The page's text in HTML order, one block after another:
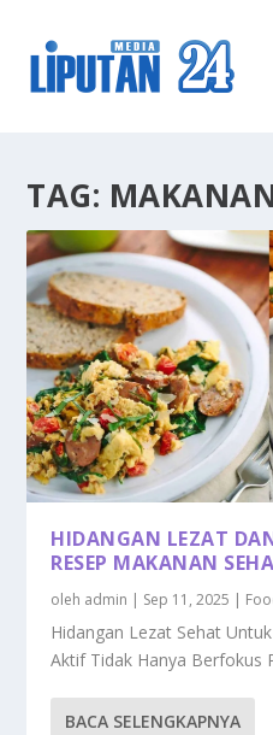
TAG:
HIDANGAN LEZAT
RESEP MAKANAN
oleh admin Sep 11, 2025
Hidangan Lezat Sehat
Aktif Tidak Hanya Berfokus
BACA SELENGKAPNYA